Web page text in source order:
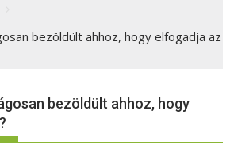
bezöldült ahhoz, hogy elfogadja az
bezöldült ahhoz, hogy